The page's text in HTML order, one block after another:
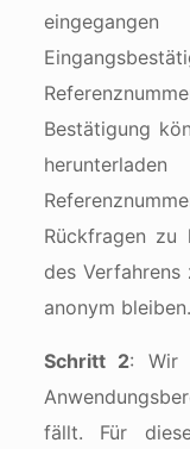
Bestätigung
Rückfragen
des
anonym bleiben.
Schritt 2: Wir
fällt. Für